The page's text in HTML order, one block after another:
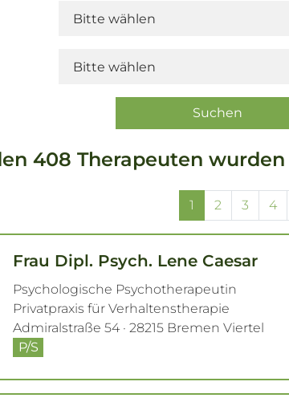
408 Therapeuten
1 2 3 4
Frau Dipl. Psych. Lene Caesar
Psychologische Psychotherapeutin
Privatpraxis für Verhaltenstherapie
Admiralstraße 54 · 28215 Bremen Viertel
P/S